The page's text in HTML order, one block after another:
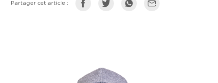
Partager cet article :